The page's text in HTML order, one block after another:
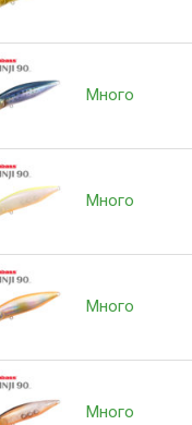
Много
Много
Много
Много